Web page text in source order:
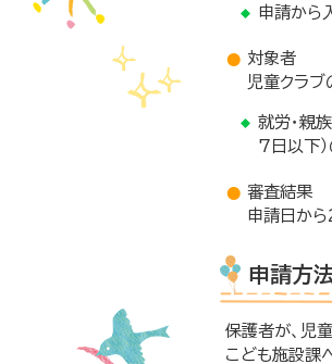
申請から
対象者
児童クラ
就労・親
7日以下
審査結果
申請日から
申請方
保護者が、児
こども施設課